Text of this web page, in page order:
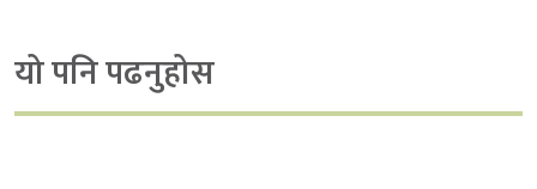
यो पनि पढनुहोस